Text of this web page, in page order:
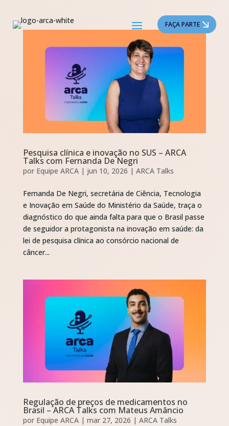
FAÇA PARTE
Pesquisa clínica e inovação no SUS – ARCA
Talks com Fernanda De Negri
por Equipe ARCA| jun 10, 2026 | ARCA Talks
Fernanda De Negri, secretária de Ciência, Tecnologia
e Inovação em Saúde do Ministério da Saúde, traça o
diagnóstico do que ainda falta para que o Brasil passe
de seguidor a protagonista na inovação em saúde: da
lei de pesquisa clínica ao consórcio nacional de
câncer...
Regulação de preços de medicamentos no
Brasil – ARCA Talks com Mateus Amâncio
por Equipe ARCA| mar 27, 2026 | ARCA Talks